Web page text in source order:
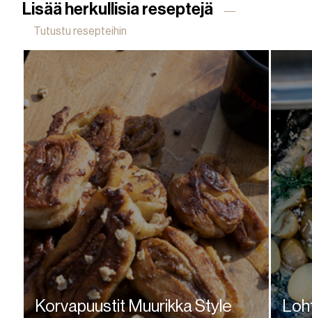
Lisää herkullisia reseptejä
Tutustu resepteihin
Korvapuustit Muurikka Style